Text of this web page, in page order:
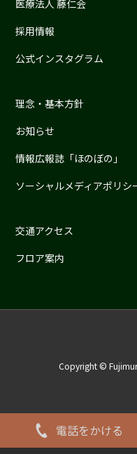
医療法人 藤仁会
採用情報
公式インスタグラム
理念・基本方針
お知らせ
情報広報誌「ほのぼの」
ソーシャルメディアポリシ
交通アクセス
フロア案内
Copyright ©
電話をかける